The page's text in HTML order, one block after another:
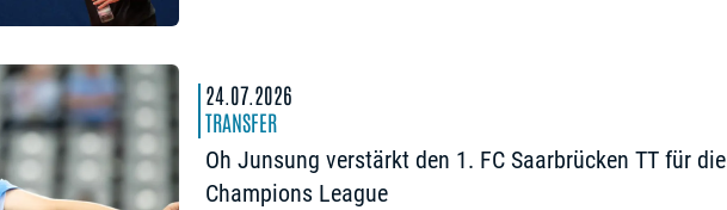
24.07.2026
TRANSFER
Oh Junsung verstärkt den 1. FC Saarbrücken TT für die
Champions League